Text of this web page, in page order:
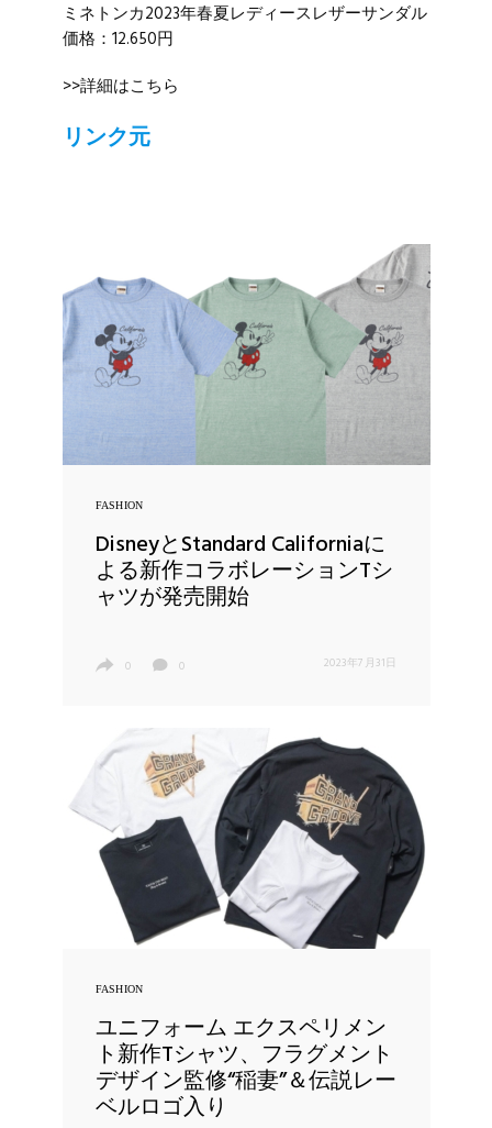
ミネトンカ2023年春夏レディースレザーサンダル
価格：12.650円
>>詳細はこちら
リンク元
FASHION
DisneyとStandard Californiaに
よる新作コラボレーションTシ
ャツが発売開始
0 0 2023年7月31日
FASHION
ユニフォーム エクスペリメン
ト新作Tシャツ、フラグメント
デザイン監修“稲妻”＆伝説レー
ベルロゴ入り